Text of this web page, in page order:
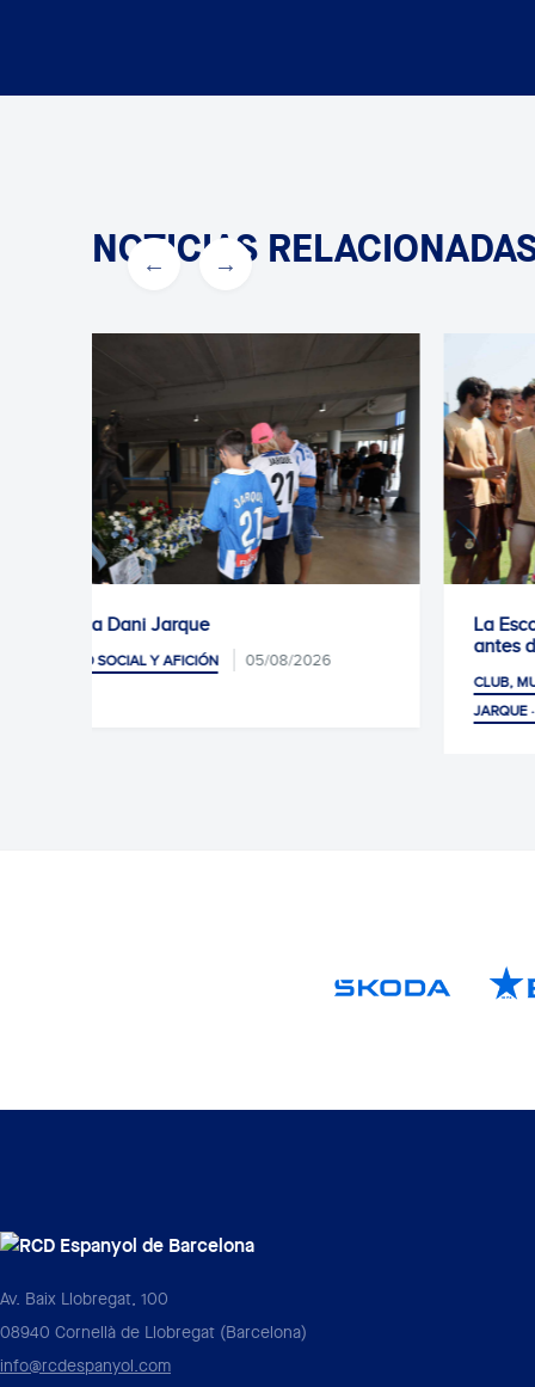
NOTICIAS
La Escola RCDE cierra otro verano de récord
antes de las vacaciones
CIUDAD DEPORTIVA DANI
Av. Baix Llobregat, 100
08940 Cornellà de Llobregat (Barcelona)
info@rcdespanyol.com